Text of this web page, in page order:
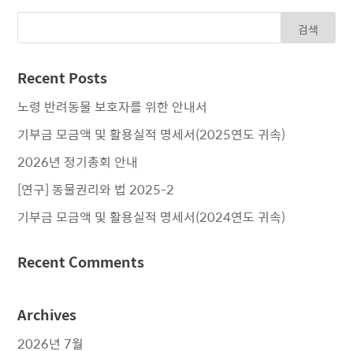
Recent Posts
노령 반려동물 보호자를 위한 안내서
기부금 모금액 및 활용실적 명세서(2025연도 귀속)
2026년 정기총회 안내
[연구] 동물권리와 법 2025-2
기부금 모금액 및 활용실적 명세서(2024연도 귀속)
Recent Comments
Archives
2026년 7월